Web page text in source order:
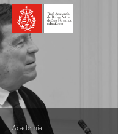
Ir
al
contenido
Academia